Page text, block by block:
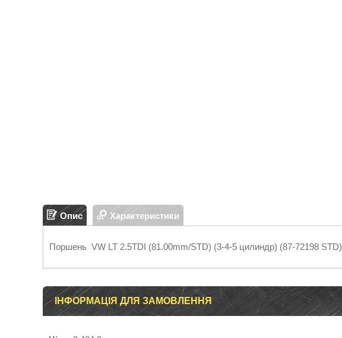
Опис Характеристики
Поршень VW LT 2.5TDI (81.00mm/STD) (3-4-5 цилиндр) (87-72198 STD)
ІНФОРМАЦІЯ ДЛЯ ЗАМОВЛЕННЯ